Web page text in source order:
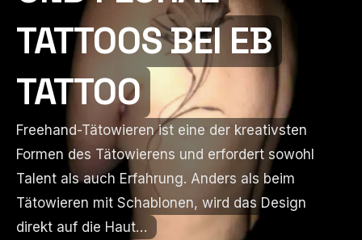
TATTOOS BEI EB
TATTOO
Freehand-Tätowieren ist eine der kreativsten
Formen des Tätowierens und erfordert sowohl
Talent als auch Erfahrung. Anders als beim
Tätowieren mit Schablonen, wird das Design
direkt auf die Haut…
TATTOOS BEI EB
TATTOO
Freehand-Tätowieren ist eine der kreativsten
Formen des Tätowierens und erfordert sowohl
Talent als auch Erfahrung. Anders als beim
Tätowieren mit Schablonen, wird das Design
direkt auf die Haut…